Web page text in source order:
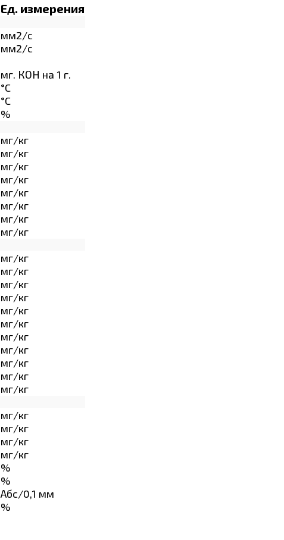
Ед. измерения
мм2/с
мм2/с
мг. КОН на 1 г.
°C
°C
%
мг/кг
мг/кг
мг/кг
мг/кг
мг/кг
мг/кг
мг/кг
мг/кг
мг/кг
мг/кг
мг/кг
мг/кг
мг/кг
мг/кг
мг/кг
мг/кг
мг/кг
мг/кг
мг/кг
мг/кг
мг/кг
мг/кг
мг/кг
%
%
Абс/0,1 мм
%